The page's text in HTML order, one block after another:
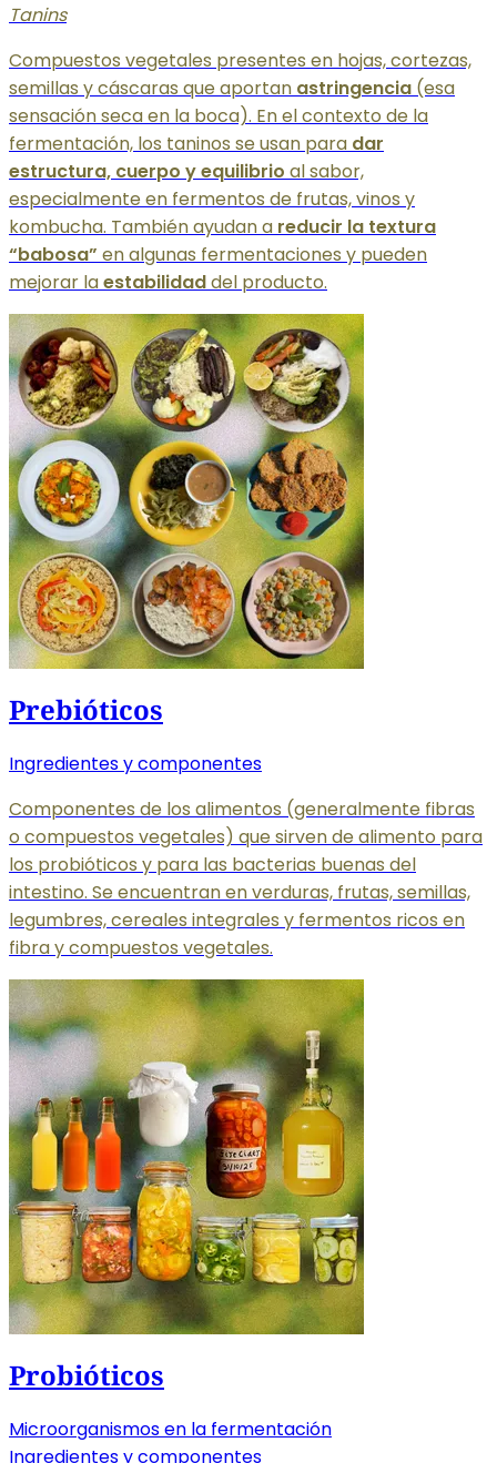
Tanins
Compuestos vegetales presentes en hojas, cortezas,
semillas y cáscaras que aportan astringencia (esa
sensación seca en la boca). En el contexto de la
fermentación, los taninos se usan para dar
estructura, cuerpo y equilibrio al sabor,
especialmente en fermentos de frutas, vinos y
kombucha. También ayudan a reducir la textura
“babosa” en algunas fermentaciones y pueden
mejorar laestabilidaddel producto.
Prebióticos
Ingredientes y componentes
Componentes de los alimentos (generalmente fibras
o compuestos vegetales) que sirven de alimento para
los probióticos y para las bacterias buenas del
intestino. Se encuentran en verduras, frutas, semillas,
legumbres, cereales integrales y fermentos ricos en
fibra y compuestos vegetales.
Probióticos
Microorganismos en la fermentación
Ingredientes y componentes